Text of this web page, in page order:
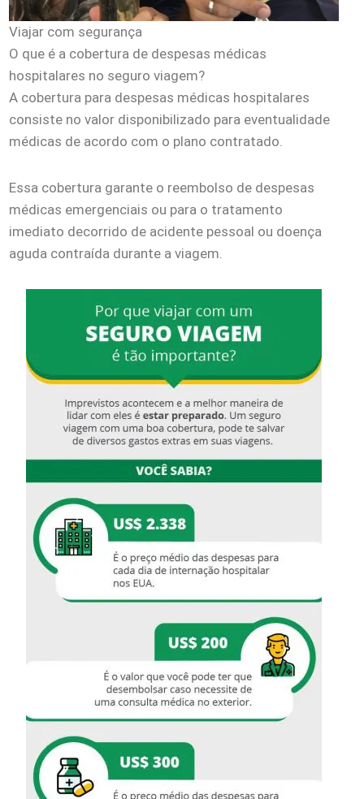
Viajar com segurança
O que é a cobertura de despesas médicas
hospitalares no seguro viagem?
A cobertura para despesas médicas hospitalares
consiste no valor disponibilizado para eventualidade
médicas de acordo com o plano contratado.
Essa cobertura garante o reembolso de despesas
médicas emergenciais ou para o tratamento
imediato decorrido de acidente pessoal ou doença
aguda contraída durante a viagem.